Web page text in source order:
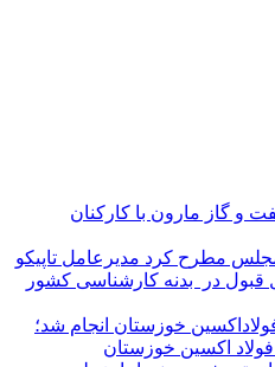
و گاز مارون با کارکنان
مطرح کرد مدیرعامل تاپیکو
قبول در بدنه کارشناسی کشور
خوزستان انجام شد؛
اکسین خوزستان